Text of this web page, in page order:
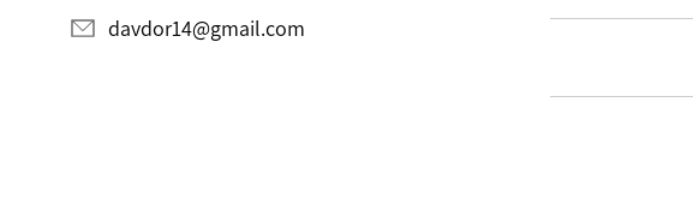
davdor14@gmail.com